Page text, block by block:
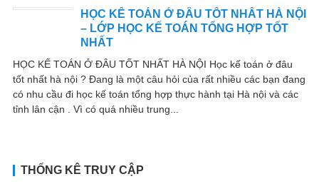
HỌC KẾ TOÁN Ở ĐÂU TỐT NHẤT HÀ NỘI
– LỚP HỌC KẾ TOÁN TỔNG HỢP TỐT
NHẤT
HỌC KẾ TOÁN Ở ĐÂU TỐT NHẤT HÀ NỘI Học kế toán ở đâu
tốt nhất hà nội ? Đang là một câu hỏi của rất nhiều các bạn đang
có nhu cầu đi học kế toán tổng hợp thực hành tại Hà nội và các
tỉnh lân cận . Vì có quá nhiều trung...
THỐNG KÊ TRUY CẬP